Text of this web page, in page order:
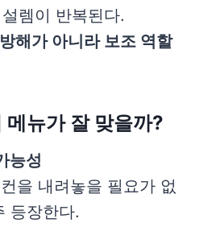
렘이 반복된다.
방해가 아니라 보조 역할
메뉴가 잘 맞을까?
능성
을 내려놓을 필요가 없
등장한다.